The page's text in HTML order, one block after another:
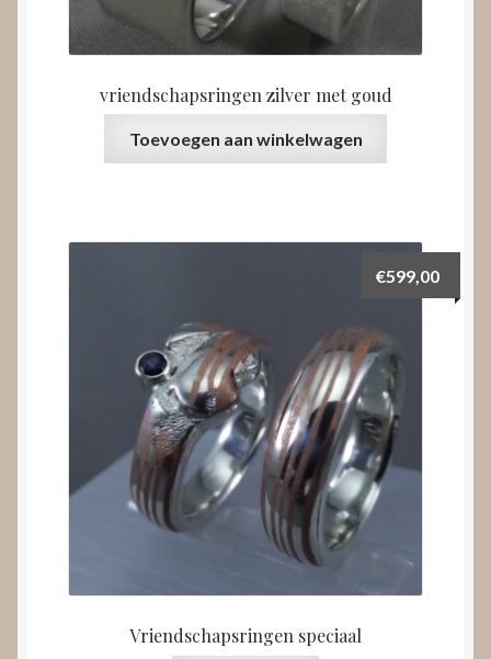
vriendschapsringen zilver met goud
Toevoegen aan winkelwagen
Vriendschapsringen speciaal
€599,00